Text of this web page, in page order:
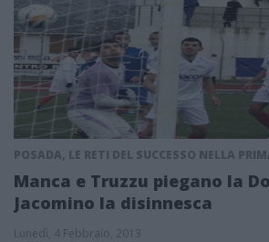
POSADA, LE RETI DEL SUCCESSO NELLA
Manca e Truzzu piegano la
Jacomino la disinnesca
Lunedì, 4 Febbraio, 2013